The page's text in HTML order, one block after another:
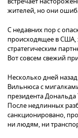
жителей, но они
С недавних пор с
происходящее в США,
стратегическим
Вот совсем свежий
Несколько дней
Вильнюса с
президента
После недлинных
санкционировано,
ни людям, ни